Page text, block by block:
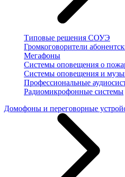
Типовые решения СОУЭ
Громкоговорители
Мегафоны
Системы оповещения о
Системы оповещения и
Профессиональные
Радиомикрофонные системы
Домофоны и переговорные